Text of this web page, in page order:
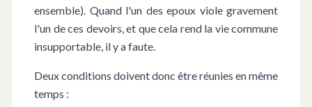
ensemble). Quand l'un des epoux viole gravement
l'un de ces devoirs, et que cela rend la vie commune
insupportable, il y a faute.
Deux conditions doivent donc être réunies en même
temps :